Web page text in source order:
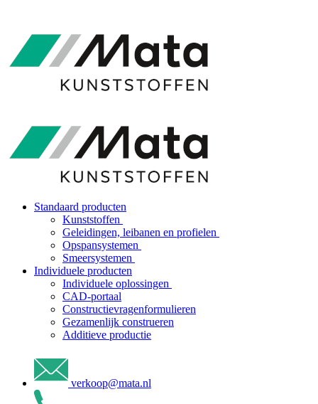
Standaard producten
Kunststoffen
Geleidingen, leibanen en profielen
Opspansystemen
Smeersystemen
Individuele producten
Individuele oplossingen
CAD-portaal
Constructievragenformulieren
Gezamenlijk construeren
Additieve productie
verkoop@mata.nl